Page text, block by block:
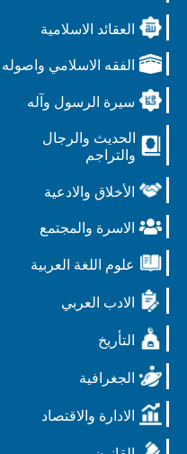
العقائد الاسلامية
الفقه الاسلامي واصوله
سيرة الرسول وآله
الحديث والرجال
والتراجم
الأخلاق والادعية
الاسرة والمجتمع
علوم اللغة العربية
الادب العربي
التأريخ
الجغرافية
الادارة والاقتصاد